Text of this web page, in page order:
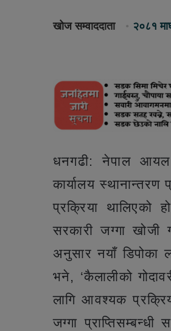
खोज सम्वाददाता २०८१
धनगढी: नेपाल आयल
कार्यालय स्थानान्तरण
प्रक्रिया थालिएको
सरकारी जग्गा खोजी
अनुसार नयाँ डिपोका
भने, ‘कैलालीको
लागि आवश्यक
जग्गा